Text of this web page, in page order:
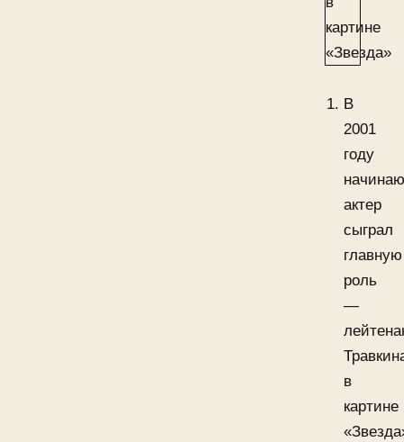
В
2001
году
актер
сыграл
главную
роль
—
в
картине